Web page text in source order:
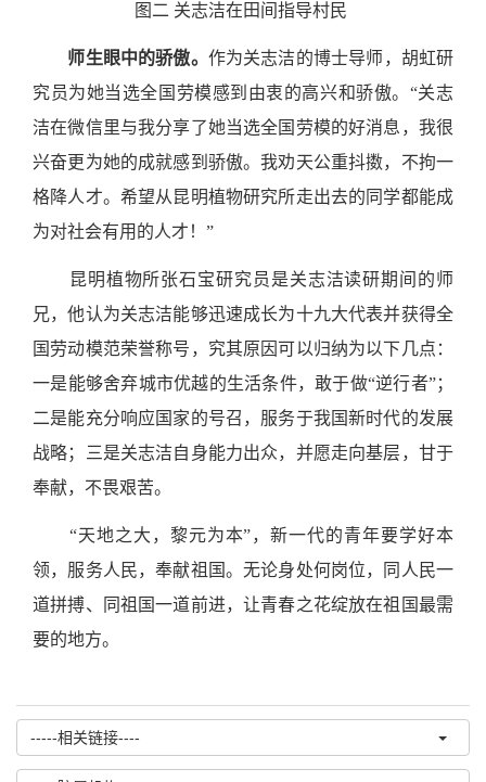
图二 关志洁在田间指导村民
师生眼中的骄傲。 作为关志洁的博士导师，胡虹研
究员为她当选全国劳模感到由衷的高兴和骄傲。“关志
洁在微信里与我分享了她当选全国劳模的好消息，我很
兴奋更为她的成就感到骄傲。我劝天公重抖擞，不拘一
格降人才。希望从昆明植物研究所走出去的同学都能成
为对社会有用的人才！”
昆明植物所张石宝研究员是关志洁读研期间的师
兄，他认为关志洁能够迅速成长为十九大代表并获得全
国劳动模范荣誉称号，究其原因可以归纳为以下几点：
一是能够舍弃城市优越的生活条件，敢于做“逆行者”；
二是能充分响应国家的号召，服务于我国新时代的发展
战略；三是关志洁自身能力出众，并愿走向基层，甘于
奉献，不畏艰苦。
“天地之大，黎元为本”，新一代的青年要学好本
领，服务人民，奉献祖国。无论身处何岗位，同人民一
道拼搏、同祖国一道前进，让青春之花绽放在祖国最需
要的地方。
-----相关链接----